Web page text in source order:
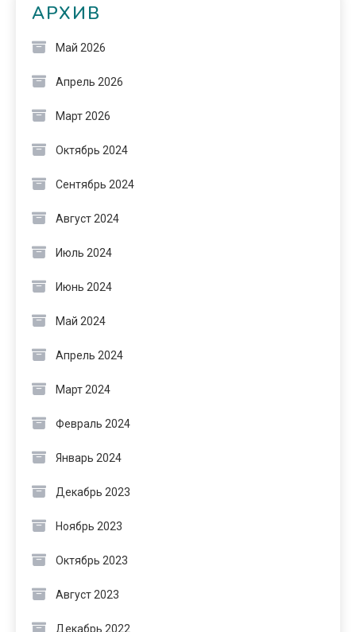
АРХИВ
Май 2026
Апрель 2026
Март 2026
Октябрь 2024
Сентябрь 2024
Август 2024
Июль 2024
Июнь 2024
Май 2024
Апрель 2024
Март 2024
Февраль 2024
Январь 2024
Декабрь 2023
Ноябрь 2023
Октябрь 2023
Август 2023
Декабрь 2022